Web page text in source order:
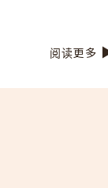
阅读更多